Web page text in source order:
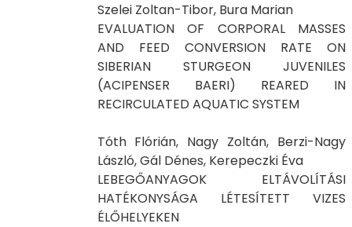
Szelei Zoltan-Tibor, Bura Marian
EVALUATION OF CORPORAL MASSES
AND FEED CONVERSION RATE ON
SIBERIAN STURGEON JUVENILES
(ACIPENSER BAERI) REARED IN
RECIRCULATED AQUATIC SYSTEM
Tóth Flórián, Nagy Zoltán, Berzi-Nagy
László, Gál Dénes, Kerepeczki Éva
LEBEGŐANYAGOK ELTÁVOLÍTÁSI
HATÉKONYSÁGA LÉTESÍTETT VIZES
ÉLŐHELYEKEN